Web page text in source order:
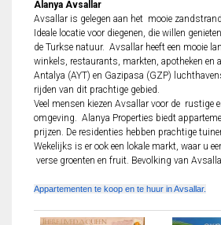
Alanya Avsallar
Avsallar is gelegen aan het mooie
Ideale locatie voor diegenen, die willen
de Turkse natuur. Avsallar heeft een mooie
winkels, restaurants, markten, apotheken en
Antalya (AYT) en Gazipasa (GZP)
rijden van dit prachtige gebied.
Veel mensen kiezen Avsallar voor de rustige
omgeving. Alanya Properties biedt
prijzen. De residenties hebben prachtige
Wekelijks is er ook een lokale markt, waar u
verse groenten en fruit. Bevolking van
Appartementen te koop en te huur in Avsallar.